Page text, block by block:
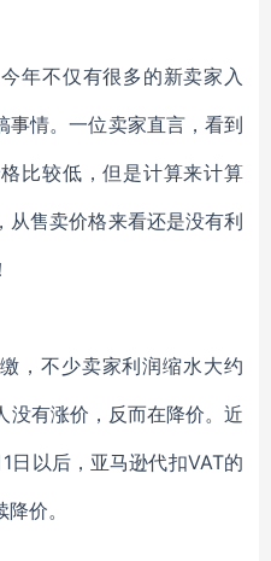
年不仅有很多的新卖家入
事情。一位卖家直言，看到
比较低，但是计算来计算
从售卖价格来看还是没有利
，不少卖家利润缩水大约
没有涨价，反而在降价。近
日以后，亚马逊代扣VAT的
价。